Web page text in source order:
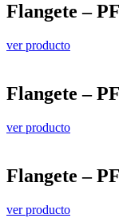
Flangete –
ver producto
Flangete –
ver producto
Flangete –
ver producto